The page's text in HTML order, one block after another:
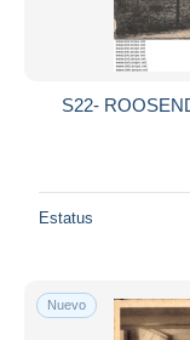
S22-
Estatus
Nuevo